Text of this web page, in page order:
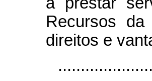
Recursos
direitos e